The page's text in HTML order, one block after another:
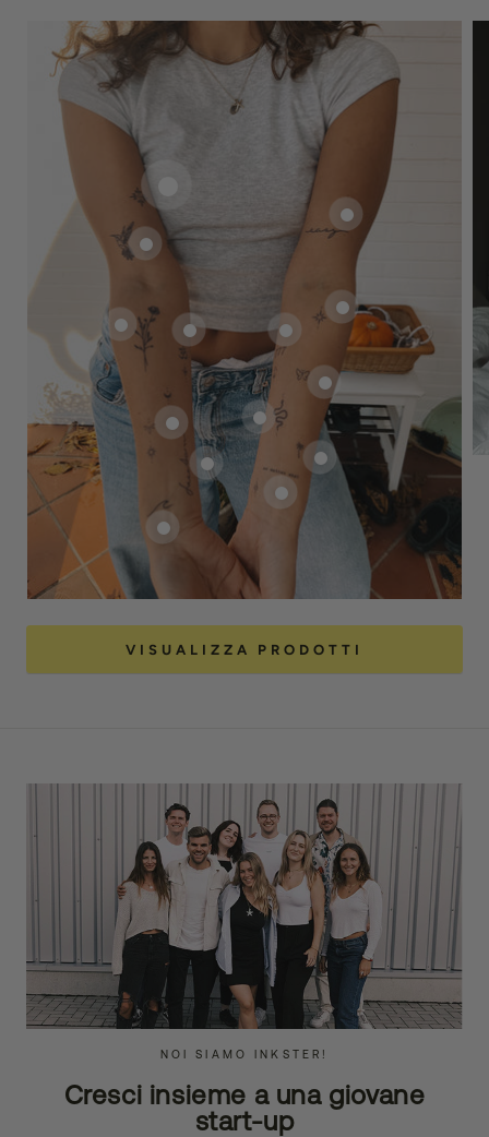
VISUALIZZA PRODOTTI
NOI SIAMO INKSTER!
Cresci insieme a una giovane
start-up